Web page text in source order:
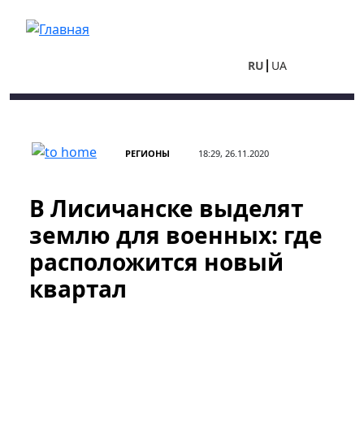
RU UA
РЕГИОНЫ 18:29, 26.11.2020
В Лисичанске выделят
землю для военных: где
расположится новый
квартал